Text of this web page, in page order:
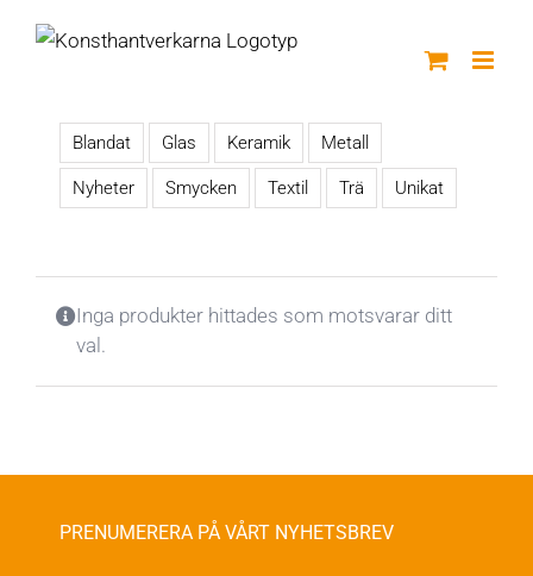
Blandat Glas Keramik Metall
Nyheter Smycken Textil Trä Unikat
Inga produkter hittades som motsvarar ditt
val.
PRENUMERERA PÅ VÅRT NYHETSBREV